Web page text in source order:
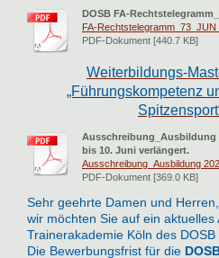
DOSB FA-
FA-Rechtstelegramm_73_JUN
PDF-Dokument [440.7 KB]
Weiterbildungs-
„Führungskompetenz
Ausschreibung_Ausbildung
bis 10. Juni verlängert.
Ausschreibung_Ausbildung
PDF-Dokument [369.0 KB]
Sehr geehrte Damen und Herren,
wir möchten Sie auf ein
Trainerakademie Köln des DOSB
Die Bewerbungsfrist für die